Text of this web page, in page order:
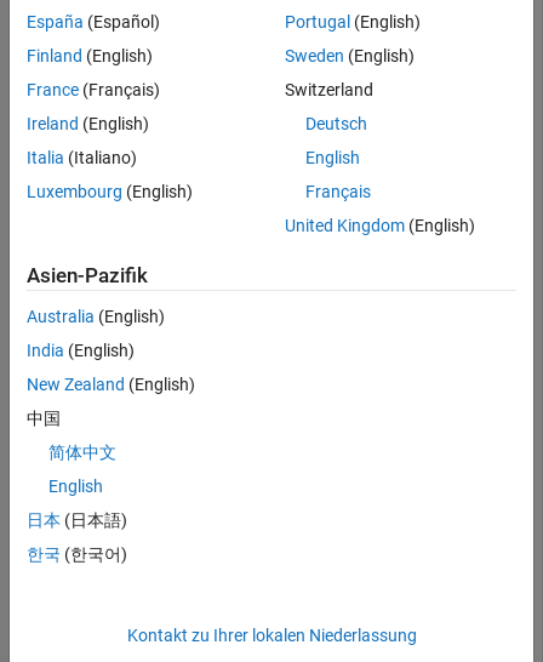
Use the gerberRead function to import top-layer Gerber file.
P = gerberRead( 'antenna_design_file.gtl'
Extract the metal layer from the file using the
View the metal layer.
show(S)
España (Español)
Finland (English)
France (Français)
Ireland (English)
Italia (Italiano)
Luxembourg (English)
Portugal (English)
Sweden (English)
Switzerland
Deutsch
English
Français
United Kingdom(English)
Asien-Pazifik
Australia (English)
India (English)
New Zealand (English)
中国
简体中文
English
日本 (日本語)
한국 (한국어)
Kontakt zu Ihrer lokalen Niederlassung